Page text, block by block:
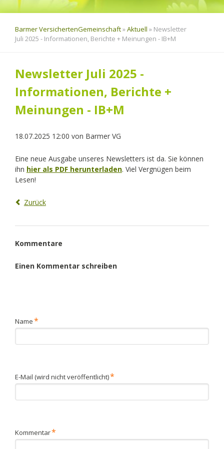
Barmer VersichertenGemeinschaft»Aktuell » Newsletter
Juli 2025 - Informationen, Berichte + Meinungen - IB+M
Newsletter Juli 2025 -
Informationen, Berichte +
Meinungen - IB+M
18.07.2025 12:00 von Barmer VG
Eine neue Ausgabe unseres Newsletters ist da. Sie können
ihn hier als PDF herunterladen. Viel Vergnügen beim
Lesen!
Zurück
Kommentare
Einen Kommentar schreiben
Pflichtfeld
Name*
Pflichtfeld
E-Mail (wird nicht veröffentlicht)*
Pflichtfeld
Kommentar*